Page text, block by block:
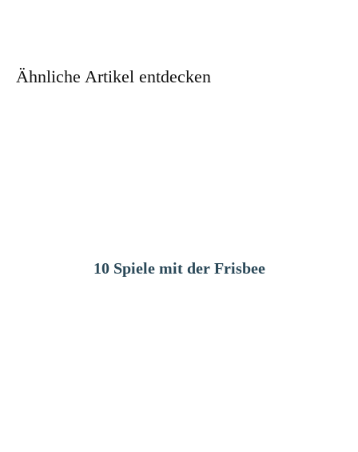
Ähnliche Artikel entdecken
10 Spiele mit der Frisbee